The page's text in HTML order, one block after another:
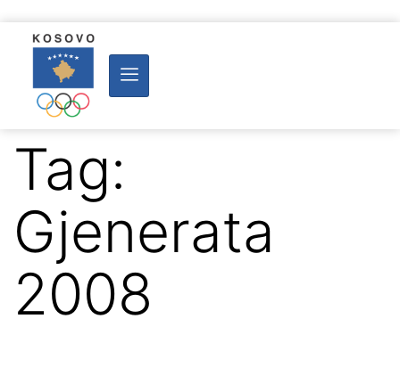
Tag:
Gjenerata
2008